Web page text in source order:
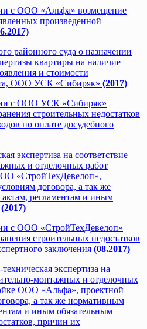
с ООО «Альфа» возмещение
произведенной
районного суда о назначении
квартиры на наличие
и стоимости
ООО УСК «Сибиряк» (2017)
с ООО УСК «Сибиряк»
строительных недостатков
по оплате досудебного
экспертиза на соответствие
и отделочных работ
«СтройТехДевелоп»,
договора, а так же
регламентам и иным
(2017)
с ООО «СтройТехДевелоп»
строительных недостатков
заключения (08.2017)
экспертиза на
монтажных и отделочных
ООО «Альфа», проектной
а так же нормативным
и иным обязательным
причин их